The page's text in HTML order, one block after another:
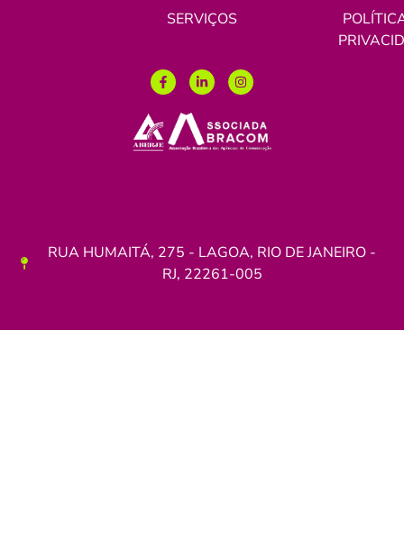
SERVIÇOS
RUA HUMAITÁ, 275 - LAGOA, RIO DE JANEIRO -
RJ, 22261-005